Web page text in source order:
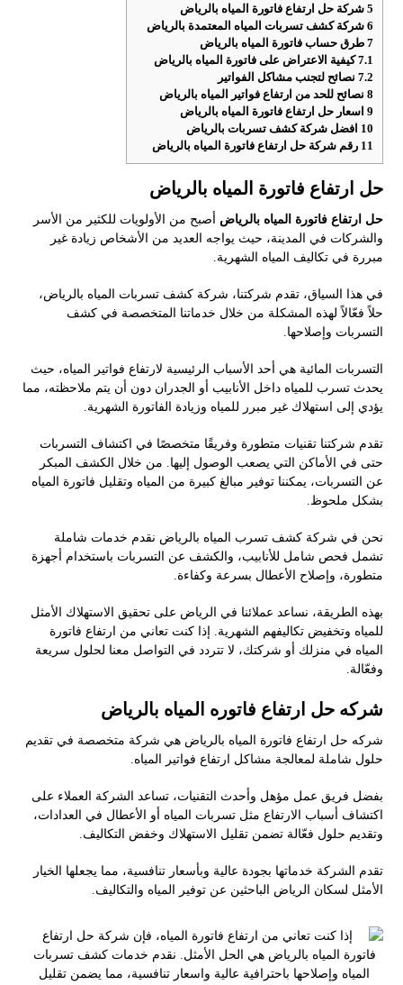
5 شركة حل ارتفاع فاتورة المياه بالرياض
6 شركة كشف تسربات المياه المعتمدة بالرياض
7 طرق حساب فاتورة المياه بالرياض
7.1كيفية الاعتراض على فاتورة المياه بالرياض
7.2 نصائح لتجنب مشاكل الفواتير
8 نصائح للحد من ارتفاع فواتير المياه بالرياض
9 اسعار حل ارتفاع فاتورة المياه بالرياض
10 افضل شركة كشف تسربات بالرياض
11 رقم شركة حل ارتفاع فاتورة المياه بالرياض
حل ارتفاع فاتورة المياه بالرياض
حل ارتفاع فاتورة المياه بالرياض أصبح من الأولويات للكثير من الأسر
والشركات في المدينة، حيث يواجه العديد من الأشخاص زيادة غير
مبررة في تكاليف المياه الشهرية.
في هذا السياق، تقدم شركتنا، شركة كشف تسربات المياه بالرياض،
حلاً فعّالاً لهذه المشكلة من خلال خدماتنا المتخصصة في كشف
التسربات وإصلاحها.
التسربات المائية هي أحد الأسباب الرئيسية لارتفاع فواتير المياه، حيث
يحدث تسرب للمياه داخل الأنابيب أو الجدران دون أن يتم ملاحظته، مما
يؤدي إلى استهلاك غير مبرر للمياه وزيادة الفاتورة الشهرية.
تقدم شركتنا تقنيات متطورة وفريقًا متخصصًا في اكتشاف التسربات
حتى في الأماكن التي يصعب الوصول إليها. من خلال الكشف المبكر
عن التسربات، يمكننا توفير مبالغ كبيرة من المياه وتقليل فاتورة المياه
بشكل ملحوظ.
نحن في شركة كشف تسرب المياه بالرياض نقدم خدمات شاملة
تشمل فحص شامل للأنابيب، والكشف عن التسربات باستخدام أجهزة
متطورة، وإصلاح الأعطال بسرعة وكفاءة.
بهذه الطريقة، نساعد عملائنا في الرياض على تحقيق الاستهلاك الأمثل
للمياه وتخفيض تكاليفهم الشهرية. إذا كنت تعاني من ارتفاع فاتورة
المياه في منزلك أو شركتك، لا تتردد في التواصل معنا لحلول سريعة
وفعّالة.
شركه حل ارتفاع فاتوره المياه بالرياض
شركه حل ارتفاع فاتورة المياه بالرياض هي شركة متخصصة في تقديم
حلول شاملة لمعالجة مشاكل ارتفاع فواتير المياه.
بفضل فريق عمل مؤهل وأحدث التقنيات، تساعد الشركة العملاء على
اكتشاف أسباب الارتفاع مثل تسربات المياه أو الأعطال في العدادات،
وتقديم حلول فعّالة تضمن تقليل الاستهلاك وخفض التكاليف.
تقدم الشركة خدماتها بجودة عالية وبأسعار تنافسية، مما يجعلها الخيار
الأمثل لسكان الرياض الباحثين عن توفير المياه والتكاليف.